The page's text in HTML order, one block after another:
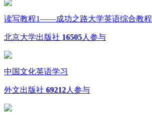
读写教程1——成功之路大学英语综合教程
北京大学出版社 16505人参与
中国文化英语学习
外文出版社 69212人参与